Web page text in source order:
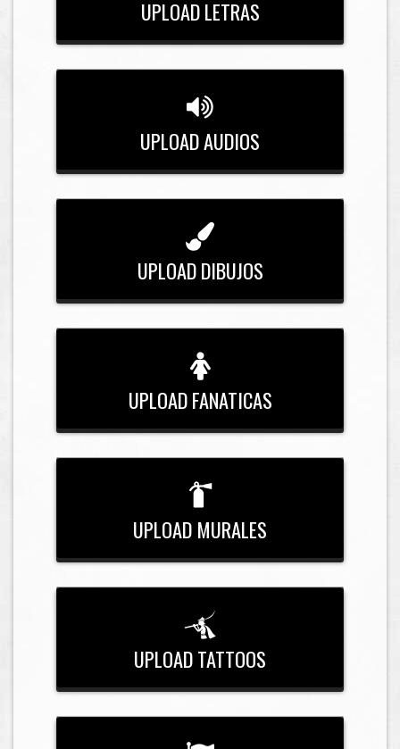
UPLOAD LETRAS
UPLOAD AUDIOS
UPLOAD DIBUJOS
UPLOAD FANATICAS
UPLOAD MURALES
UPLOAD TATTOOS